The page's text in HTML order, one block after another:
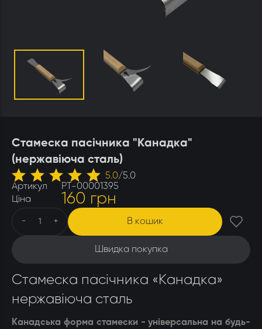
Ящики бджолярські
Стамеска пасічника "Канадка"
(нержавіюча сталь)
5.0/5.0
Артикул
РТ-00001395
Ціна
160 грн
- + В кошик
Швидка покупка
Стамеска пасічника «Канадка»
нержавіюча сталь
Канадська форма стамески - універсальна на будь-